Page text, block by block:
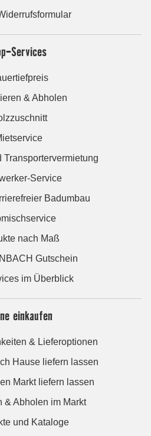
Services
& Abholen
Transportervermietung
Service
Badumbau
nach Maß
Gutschein
im Überblick
einkaufen
& Lieferoptionen
Hause liefern lassen
Markt liefern lassen
& Abholen im Markt
und Kataloge